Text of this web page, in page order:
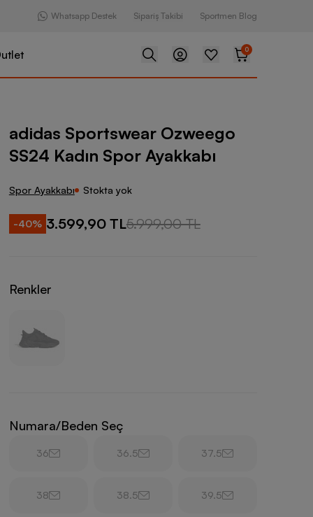
Whatsapp Destek Sipariş Takibi Sportmen Blog
0
Ozweego SS24 Kadın Spor Ayakkabı
adidas Sportswear Ozweego
SS24 Kadın Spor Ayakkabı
Spor Ayakkabı Stokta yok
-40% 3.599,90 TL5.999,00 TL
Renkler
Numara/Beden Seç
36 36.5 37.5
38 38.5 39.5